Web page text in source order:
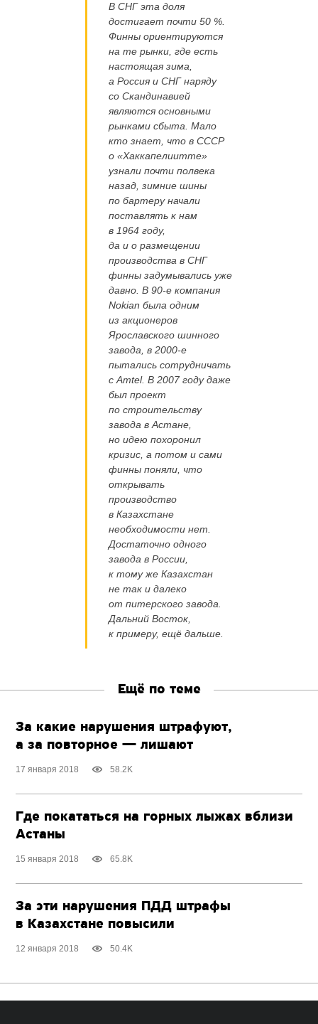
В СНГ эта доля
достигает почти 50 %.
Финны ориентируются
на те рынки, где есть
настоящая зима,
а Россия и СНГ наряду
со Скандинавией
являются основными
рынками сбыта. Мало
кто знает, что в СССР
о «Хаккапелиитте»
узнали почти полвека
назад, зимние шины
по бартеру начали
поставлять к нам
в 1964 году,
да и о размещении
производства в СНГ
финны задумывались уже
давно. В 90-е компания
Nokian была одним
из акционеров
Ярославского шинного
завода, в 2000-е
пытались сотрудничать
с Amtel. В 2007 году даже
был проект
по строительству
завода в Астане,
но идею похоронил
кризис, а потом и сами
финны поняли, что
открывать
производство
в Казахстане
необходимости нет.
Достаточно одного
завода в России,
к тому же Казахстан
не так и далеко
от питерского завода.
Дальний Восток,
к примеру, ещё дальше.
Ещё по теме
За какие нарушения штрафуют,
а за повторное — лишают
17 января 2018 58.2K
Где покататься на горных лыжах вблизи
Астаны
15 января 2018 65.8K
За эти нарушения ПДД штрафы
в Казахстане повысили
12 января 2018 50.4K